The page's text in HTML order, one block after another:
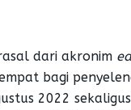
dari akronim
bagi
2022